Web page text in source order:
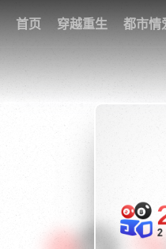
首页 穿越重生 都市情
我的观影记录